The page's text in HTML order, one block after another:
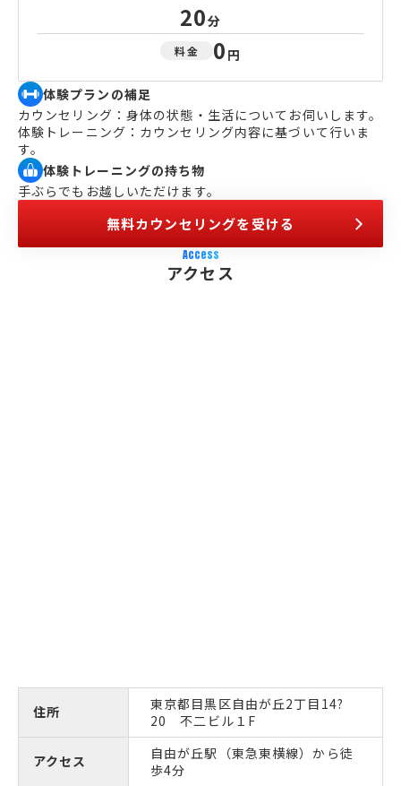
20分
料金 0 円
体験プランの補足
カウンセリング：身体の状態・生活についてお伺いします。
体験トレーニング：カウンセリング内容に基づいて行いま
す。
体験トレーニングの持ち物
手ぶらでもお越しいただけます。
無料カウンセリングを受ける
Access
アクセス
住所
東京都目黒区自由が丘2丁目14?
20 不二ビル１F
アクセス
自由が丘駅（東急東横線）から徒
歩4分